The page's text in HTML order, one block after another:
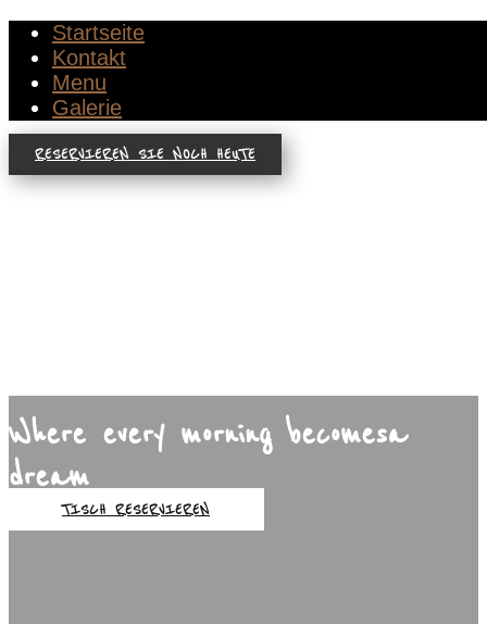
Startseite
Kontakt
Menu
Galerie
RESERVIEREN SIE NOCH HEUTE
Where every morning becomes a
dream
TISCH RESERVIEREN